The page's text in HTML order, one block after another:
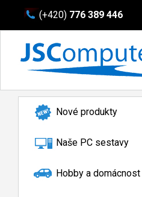
(+420) 776 389 446
Nové produkty
Naše PC sestavy
Hobby a domácnost